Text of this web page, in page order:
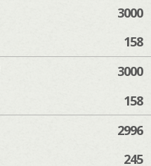
3000
158
3000
158
2996
245